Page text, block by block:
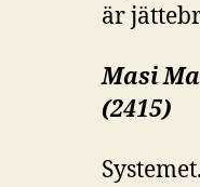
är
Masi
(2415)